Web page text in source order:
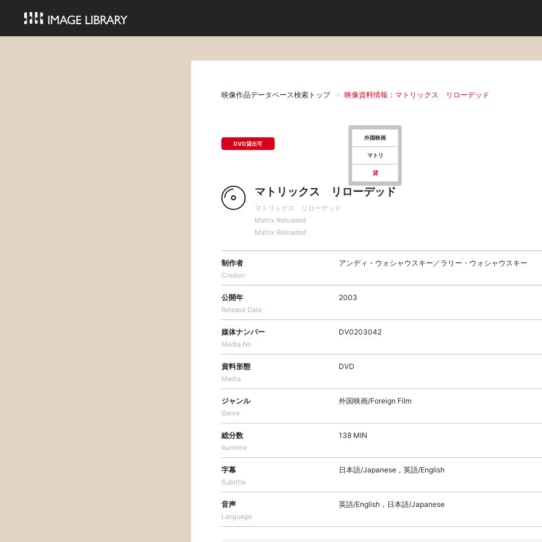
映像作品データベース検索トップ 映像資料情報：マトリックス リローデッド
DVD貸出可
外国映画
マトリ
貸
マトリックス リローデッド
マトリックス リローデッド
Matrix Reloaded
Matrix Reloaded
制作者
Creator
アンディ・ウォシャウスキー／ラリー・ウォシャウスキー
公開年
Release Date
2003
媒体ナンバー
Media No
DV0203042
資料形態
Media
DVD
ジャンル
Genre
外国映画/Foreign Film
総分数
Runtime
138 MIN
字幕
Subtitle
日本語/Japanese，英語/English
音声
Language
英語/English，日本語/Japanese